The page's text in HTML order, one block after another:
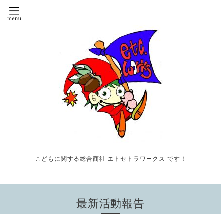
こどもに関する総合商社 エトセトラワークス です！
最新活動報告